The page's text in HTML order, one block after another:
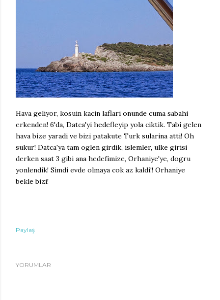
Hava geliyor, kosuin kacin laflari onunde cuma sabahi
erkenden! 6'da, Datca'yi hedefleyip yola ciktik. Tabi gelen
hava bize yaradi ve bizi patakute Turk sularina atti! Oh
sukur! Datca'ya tam oglen girdik, islemler, ulke girisi
derken saat 3 gibi ana hedefimize, Orhaniye'ye, dogru
yonlendik! Simdi evde olmaya cok az kaldi!! Orhaniye
bekle bizi!
Paylaş
YORUMLAR